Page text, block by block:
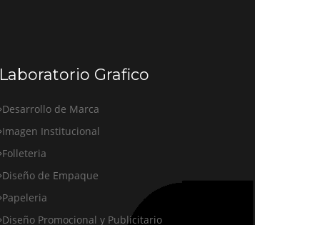
Laboratorio Grafico
Desarrollo de Marca
Imagen Institucional
Folleteria
Diseño de Empaque
Papeleria
Diseño Promocional y Publicitario